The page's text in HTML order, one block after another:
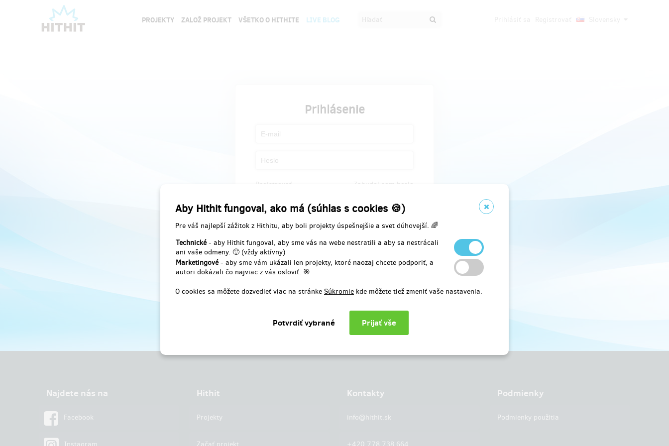
Aby Hithit fungoval, ako má (súhlas s cookies 🍪)
Pre váš najlepší zážitok z Hithitu, aby boli projekty úspešnejšie a svet dúhovejší. 🌈
Technické- aby Hithit fungoval, aby sme vás na webe nestratili a aby sa nestrácali
ani vaše odmeny. 🙂 (vždy aktívny)
Marketingové- aby sme vám ukázali len projekty, ktoré naozaj chcete podporiť, a
autori dokázali čo najviac z vás osloviť. 🎯
O cookies sa môžete dozvedieť viac na stránke Súkromie kde môžete tiež zmeniť vaše nastavenia.
PROJEKTY ZALOŽ PROJEKT VŠETKO O HITHITE LIVE BLOG
Prihlásenie
Registrovať Zabudol som heslo
Najdete nás na
Facebook
Hithit
Projekty
Kontakty
info@hithit.sk
Podmienky
Podmienky použitia